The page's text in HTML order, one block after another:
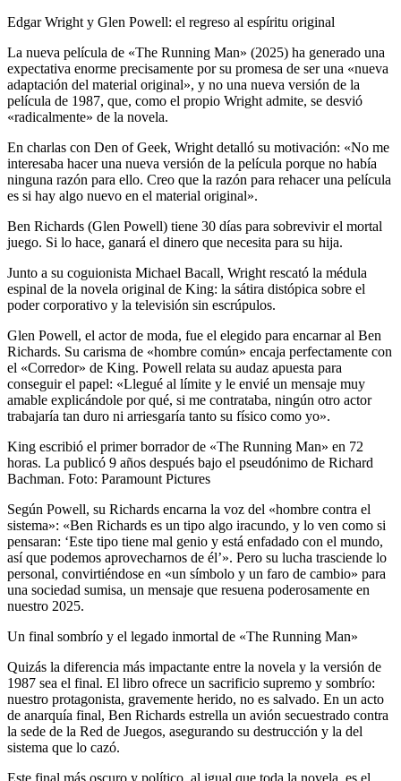
Edgar Wright y Glen Powell: el regreso al espíritu original
La nueva película de «The Running Man» (2025) ha generado una
expectativa enorme precisamente por su promesa de ser una «nueva
adaptación del material original», y no una nueva versión de la
película de 1987, que, como el propio Wright admite, se desvió
«radicalmente» de la novela.
En charlas con Den of Geek, Wright detalló su motivación: «No me
interesaba hacer una nueva versión de la película porque no había
ninguna razón para ello. Creo que la razón para rehacer una película
es si hay algo nuevo en el material original».
Ben Richards (Glen Powell) tiene 30 días para sobrevivir el mortal
juego. Si lo hace, ganará el dinero que necesita para su hija.
Junto a su coguionista Michael Bacall, Wright rescató la médula
espinal de la novela original de King: la sátira distópica sobre el
poder corporativo y la televisión sin escrúpulos.
Glen Powell, el actor de moda, fue el elegido para encarnar al Ben
Richards. Su carisma de «hombre común» encaja perfectamente con
el «Corredor» de King. Powell relata su audaz apuesta para
conseguir el papel: «Llegué al límite y le envié un mensaje muy
amable explicándole por qué, si me contrataba, ningún otro actor
trabajaría tan duro ni arriesgaría tanto su físico como yo».
King escribió el primer borrador de «The Running Man» en 72
horas. La publicó 9 años después bajo el pseudónimo de Richard
Bachman. Foto: Paramount Pictures
Según Powell, su Richards encarna la voz del «hombre contra el
sistema»: «Ben Richards es un tipo algo iracundo, y lo ven como si
pensaran: ‘Este tipo tiene mal genio y está enfadado con el mundo,
así que podemos aprovecharnos de él’». Pero su lucha trasciende lo
personal, convirtiéndose en «un símbolo y un faro de cambio» para
una sociedad sumisa, un mensaje que resuena poderosamente en
nuestro 2025.
Un final sombrío y el legado inmortal de «The Running Man»
Quizás la diferencia más impactante entre la novela y la versión de
1987 sea el final. El libro ofrece un sacrificio supremo y sombrío:
nuestro protagonista, gravemente herido, no es salvado. En un acto
de anarquía final, Ben Richards estrella un avión secuestrado contra
la sede de la Red de Juegos, asegurando su destrucción y la del
sistema que lo cazó.
Este final más oscuro y político, al igual que toda la novela, es el